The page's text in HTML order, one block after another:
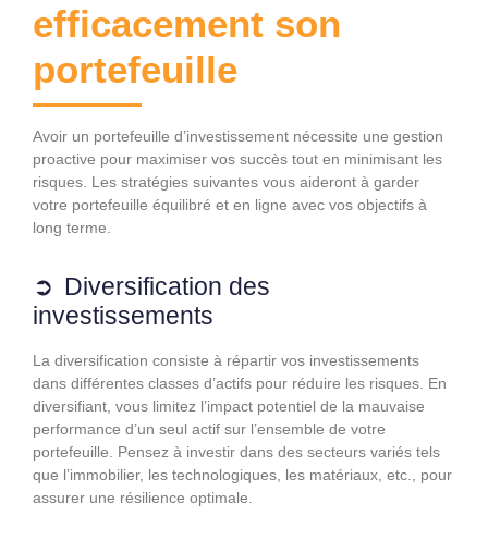
efficacement son
portefeuille
Avoir un portefeuille d’investissement nécessite une gestion
proactive pour maximiser vos succès tout en minimisant les
risques. Les stratégies suivantes vous aideront à garder
votre portefeuille équilibré et en ligne avec vos objectifs à
long terme.
Diversification des
investissements
La diversification consiste à répartir vos investissements
dans différentes classes d’actifs pour réduire les risques. En
diversifiant, vous limitez l’impact potentiel de la mauvaise
performance d’un seul actif sur l’ensemble de votre
portefeuille. Pensez à investir dans des secteurs variés tels
que l’immobilier, les technologiques, les matériaux, etc., pour
assurer une résilience optimale.